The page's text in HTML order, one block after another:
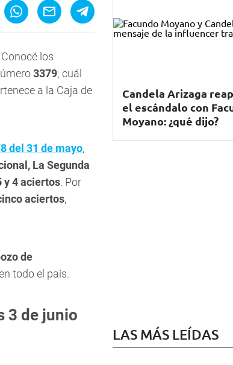
los
3379; cuál
a la Caja de
del 31 de mayo,
La Segunda
y 4 aciertos. Por
aciertos,
de
todo el país.
3 de junio
Candela Arizaga
el escándalo con
Moyano: ¿qué dijo?
LAS MÁS LEÍDAS